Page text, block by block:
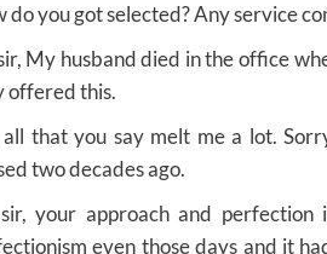
do you got selected? Any service
My husband died in the office
offered this.
that you say melt me a lot.
two decades ago.
your approach and
even those days and it